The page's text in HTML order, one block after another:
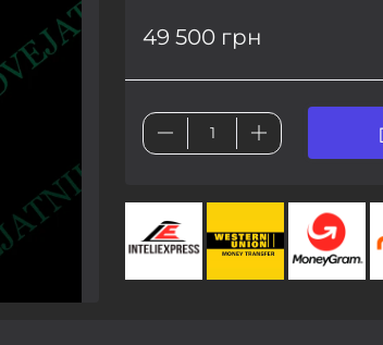
49 500 грн